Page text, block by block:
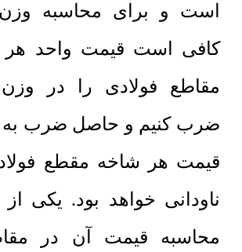
است و برای محاسبه
کافی است قیمت واحد هر
مقاطع فولادی را در
ضرب کنیم و حاصل ضرب
قیمت هر شاخه مقطع
ناودانی خواهد بود. یکی
محاسبه قیمت آن در